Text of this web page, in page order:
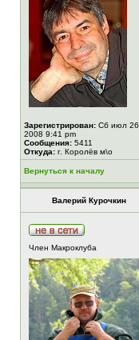
Зарегистрирован: Сб июл 26,
2008 9:41 pm
Сообщения: 5411
Откуда: г. Королёв м\о
Вернуться к началу
Валерий Курочкин
Член Макроклуба